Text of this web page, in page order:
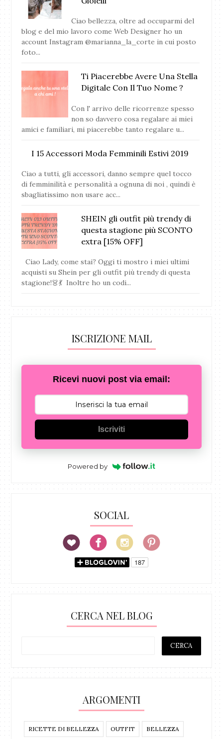
Ciao bellezza, oltre ad occuparmi del
blog e del mio lavoro come Web Designer ho un
account Instagram @marianna_la_corte in cui posto
foto...
Ti Piacerebbe Avere Una Stella
Digitale Con Il Tuo Nome ?
Con l' arrivo delle ricorrenze spesso
non so davvero cosa regalare ai miei
amici e familiari, mi piacerebbe tanto regalare u...
I 15 Accessori Moda Femminili Estivi 2019
Ciao a tutti, gli accessori, danno sempre quel tocco
di femminilità e personalità a ognuna di noi , quindi è
sbagliatissimo non usare acc...
SHEIN gli outfit più trendy di
questa stagione più SCONTO
extra [15% OFF]
Ciao Lady, come stai? Oggi ti mostro i miei ultimi
acquisti su Shein per gli outfit più trendy di questa
stagione!👗💃 Inoltre ho un codi...
ISCRIZIONE MAIL
Ricevi nuovi post via email:
Iscriviti
Powered by
SOCIAL
CERCA NEL BLOG
ARGOMENTI
RICETTE DI BELLEZZA OUTFIT BELLEZZA